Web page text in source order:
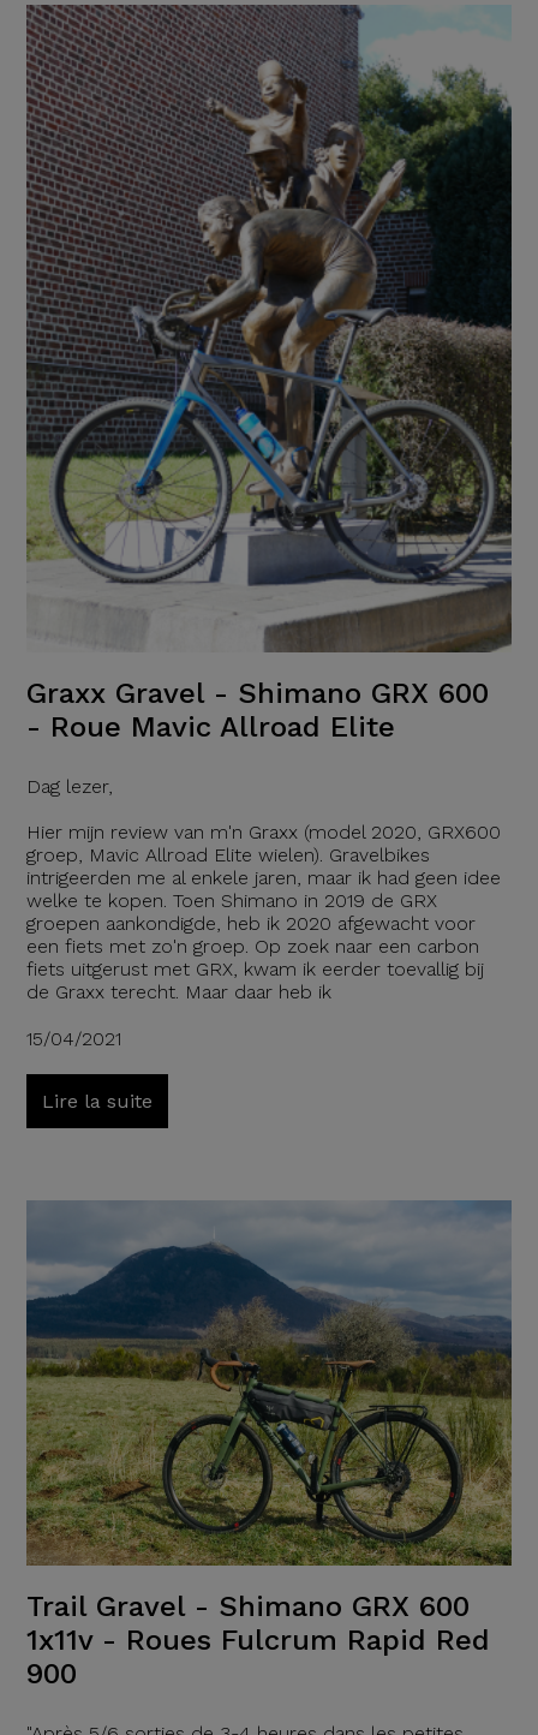
Graxx Gravel - Shimano GRX 600
- Roue Mavic Allroad Elite
Dag lezer,
Hier mijn review van m'n Graxx (model 2020, GRX600
groep, Mavic Allroad Elite wielen). Gravelbikes
intrigeerden me al enkele jaren, maar ik had geen idee
welke te kopen. Toen Shimano in 2019 de GRX
groepen aankondigde, heb ik 2020 afgewacht voor
een fiets met zo'n groep. Op zoek naar een carbon
fiets uitgerust met GRX, kwam ik eerder toevallig bij
de Graxx terecht. Maar daar heb ik
15/04/2021
Lire la suite
Trail Gravel - Shimano GRX 600
1x11v - Roues Fulcrum Rapid Red
900